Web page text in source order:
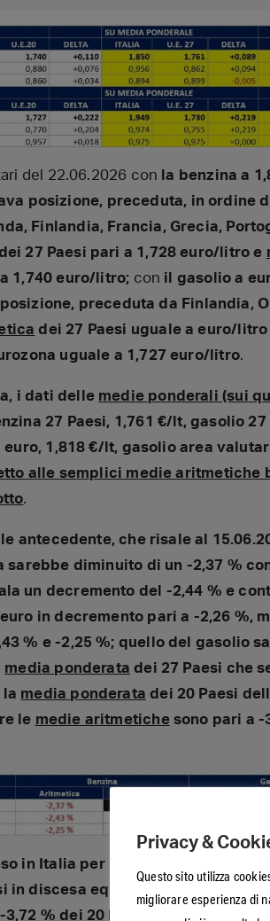
del 22.06.2026 con la benzina a
posizione, preceduta, in ordine
Finlandia, Francia, Grecia,
27 Paesi pari a 1,728 euro/litro e
1,740 euro/litro; con il gasolio a
preceduta da Finlandia,
dei 27 Paesi uguale a euro/litro
uguale a 1,727 euro/litro.
i dati delle medie ponderali (sui
27 Paesi, 1,761 €/lt, gasolio 27
1,818 €/lt, gasolio area
alle semplici medie aritmetiche
.
antecedente, che risale al
diminuito di un -2,37 %
un decremento del -2,44 % e
in decremento pari a -2,26 %,
% e -2,25 %; quello del gasolio
media ponderata dei 27 Paesi che
la media ponderata dei 20 Paesi
le medie aritmetichesono pari a -
in Italia per la benzina di un -3,97
in discesa equivalente a -4,56 % e
% dei 20 Paesi dell’area euro,
Privacy &
Questo sito utilizza
migliorare esperienza di